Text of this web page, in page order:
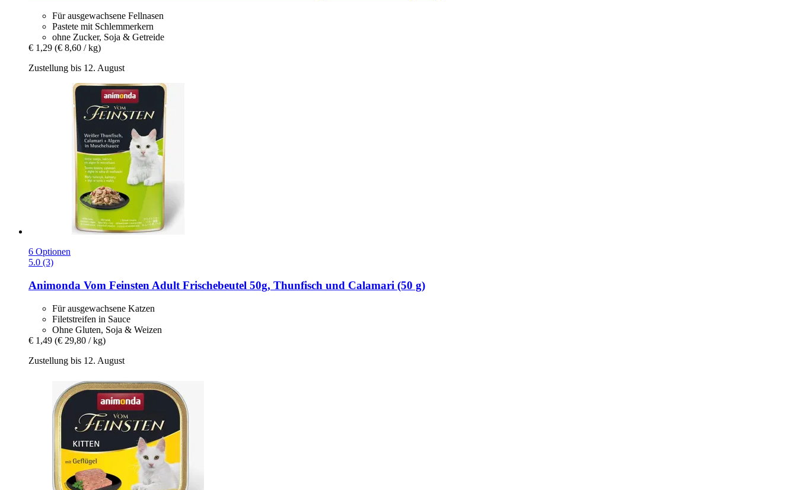
Für ausgewachsene Fellnasen
Pastete mit Schlemmerkern
ohne Zucker, Soja & Getreide
€ 1,29 (€ 8,60 / kg)
Zustellung bis 12. August
6 Optionen
5.0 (3)
Animonda Vom Feinsten Adult Frischebeutel 50g, Thunfisch und Calamari (50 g)
Für ausgewachsene Katzen
Filetstreifen in Sauce
Ohne Gluten, Soja & Weizen
€ 1,49 (€ 29,80 / kg)
Zustellung bis 12. August